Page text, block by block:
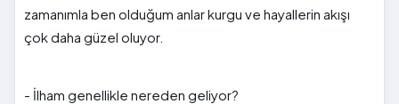
zamanımla ben olduğum anlar kurgu ve hayallerin akışı
çok daha güzel oluyor.
- İlham genellikle nereden geliyor?